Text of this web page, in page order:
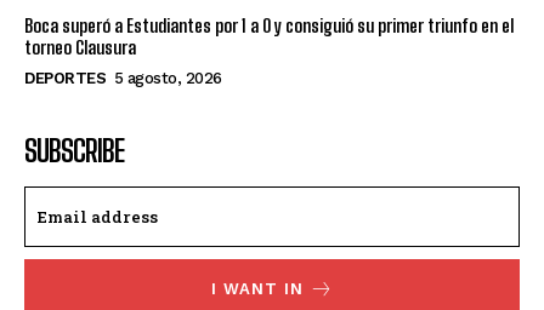
Boca superó a Estudiantes por 1 a 0 y consiguió su primer triunfo en el
torneo Clausura
DEPORTES 5 agosto, 2026
SUBSCRIBE
I WANT IN